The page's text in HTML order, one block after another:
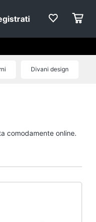
Divani design
comodamente online.